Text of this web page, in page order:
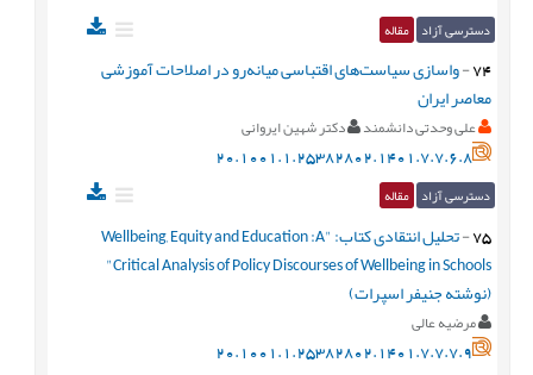
دسترسی آزاد مقاله
74
-واسازی سیاست‌های اقتباسی میانه‌‌رو در اصلاحات آموزشی
معاصر ایران
علی وحدتی دانشمند دکتر شهین ایروانی
20.1001.1.25382802.1401.7.7.6.8
دسترسی آزاد مقاله
75
-
تحلیل انتقادی کتاب: "Wellbeing, Equity and Education :A
Critical Analysis of Policy Discourses of Wellbeing in Schools"
(نوشته جنیفر اسپرات)
مرضیه عالی
20.1001.1.25382802.1401.7.7.7.9